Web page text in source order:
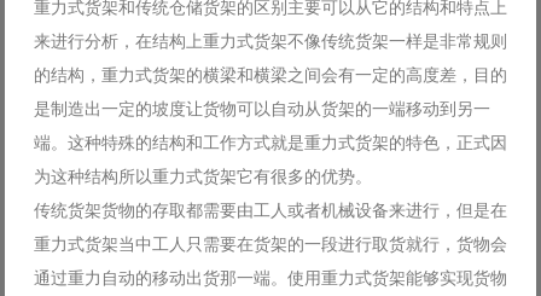
重力式货架和传统仓储货架的区别主要可以从它的结构和特点上
来进行分析，在结构上重力式货架不像传统货架一样是非常规则
的结构，重力式货架的横梁和横梁之间会有一定的高度差，目的
是制造出一定的坡度让货物可以自动从货架的一端移动到另一
端。这种特殊的结构和工作方式就是重力式货架的特色，正式因
为这种结构所以重力式货架它有很多的优势。
传统货架货物的存取都需要由工人或者机械设备来进行，但是在
重力式货架当中工人只需要在货架的一段进行取货就行，货物会
通过重力自动的移动出货那一端。使用重力式货架能够实现货物